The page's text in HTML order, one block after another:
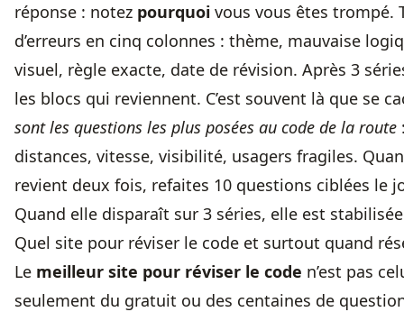
réponse : notez pourquoi vous vous êtes trompé.
d’erreurs en cinq colonnes : thème, mauvaise
visuel, règle exacte, date de révision. Après 3
les blocs qui reviennent. C’est souvent là que se
sont les questions les plus posées au code de la route
distances, vitesse, visibilité, usagers fragiles.
revient deux fois, refaites 10 questions ciblées le
Quand elle disparaît sur 3 séries, elle est
Quel site pour réviser le code et surtout quand
Le meilleur site pour réviser le code n’est pas
seulement du gratuit ou des centaines de